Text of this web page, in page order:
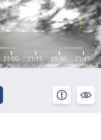
21:00 21:15 21:30 21:45